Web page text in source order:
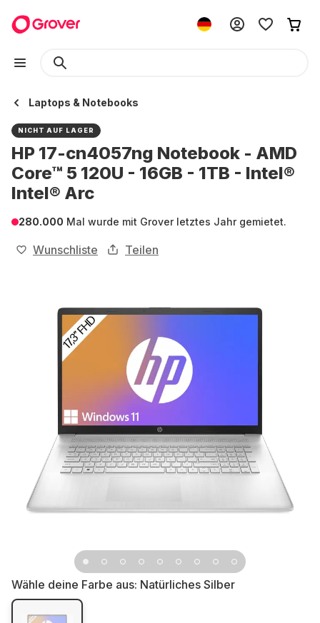
Laptops & Notebooks
NICHT AUF LAGER
HP 17-cn4057ng Notebook - AMD
Core™ 5 120U - 16GB - 1TB - Intel®
Intel® Arc
280.000 Mal wurde mit Grover letztes Jahr gemietet.
Wunschliste Teilen
Wähle deine Farbe aus: Natürliches Silber